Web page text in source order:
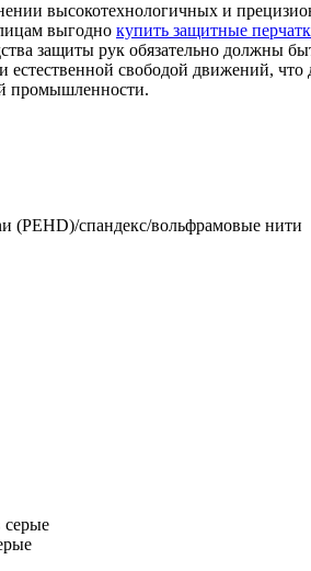
высокотехнологичных и
выгодно купить защитные
защиты рук обязательно должны
свободой движений,
промышленности.
(PEHD)/спандекс/вольфрамовые нити